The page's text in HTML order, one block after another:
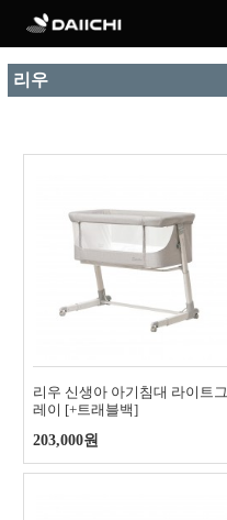
리우
리우 신생아 아기침대 라이트그
레이 [+트래블백]
203,000원